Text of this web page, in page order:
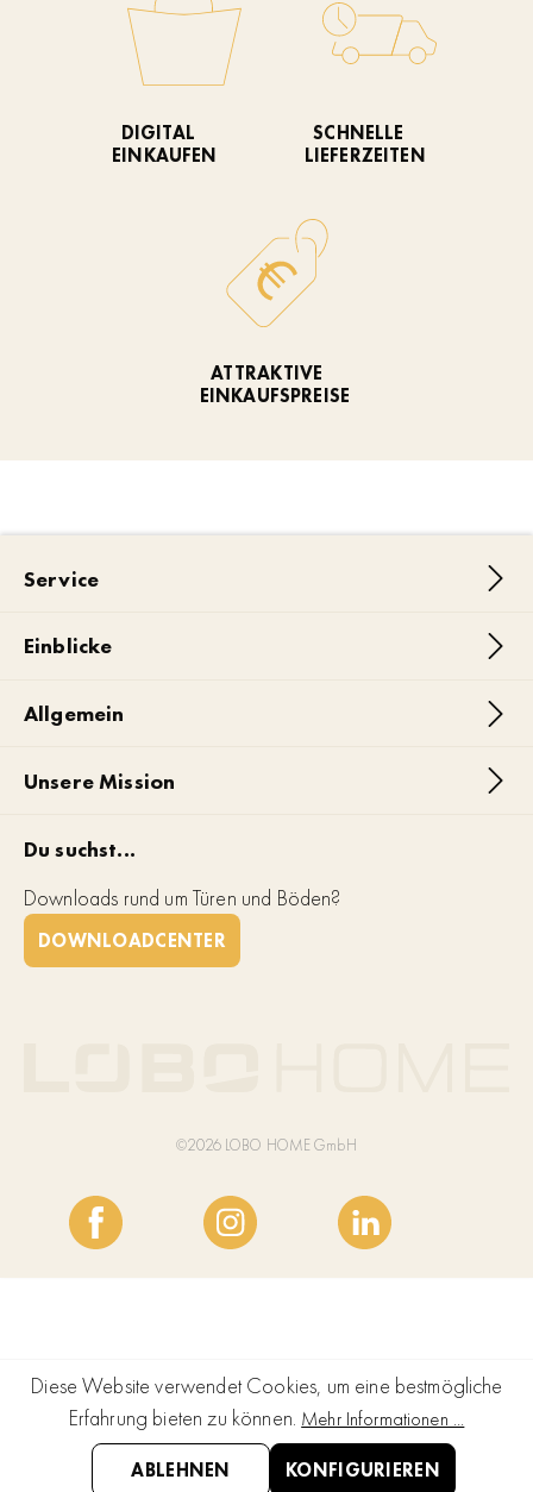
DIGITAL
EINKAUFEN
SCHNELLE
LIEFERZEITEN
ATTRAKTIVE
EINKAUFSPREISE
Service
Einblicke
Allgemein
Unsere Mission
Du suchst...
Downloads rund um Türen und Böden?
DOWNLOADCENTER
©2026 LOBO HOME GmbH
Diese Website verwendet Cookies, um eine bestmögliche
Erfahrung bieten zu können. Mehr Informationen ...
ABLEHNEN KONFIGURIEREN